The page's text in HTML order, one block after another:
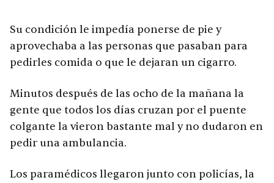
Su condición le impedía ponerse de pie y
aprovechaba a las personas que pasaban para
pedirles comida o que le dejaran un cigarro.
Minutos después de las ocho de la mañana la
gente que todos los días cruzan por el puente
colgante la vieron bastante mal y no dudaron en
pedir una ambulancia.
Los paramédicos llegaron junto con policías, la